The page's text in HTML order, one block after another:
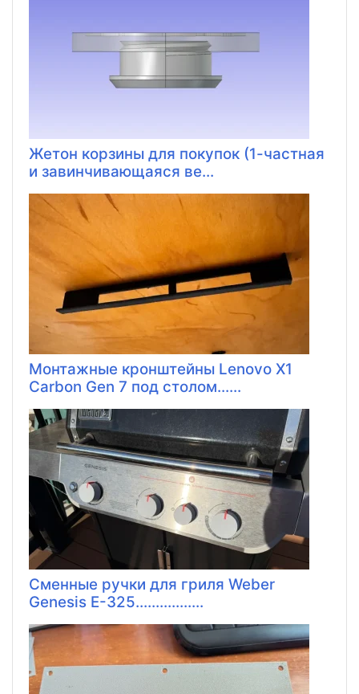
Жетон корзины для покупок (1-частная
и завинчивающаяся ве...
Монтажные кронштейны Lenovo X1
Carbon Gen 7 под столом......
Сменные ручки для гриля Weber
Genesis E-325.................